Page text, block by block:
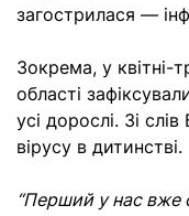
загострилася —
Зокрема, у квітні-
області
усі дорослі. Зі
вірусу в дитинстві.
“Перший у нас вже